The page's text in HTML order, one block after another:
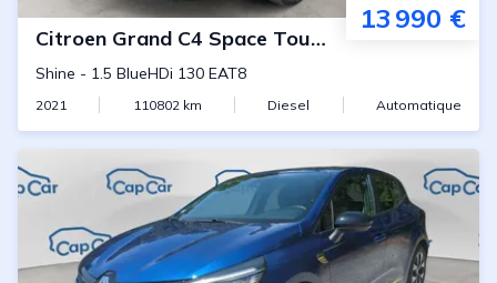
13 990 €
Citroen Grand C4 Space Tourer
Shine - 1.5 BlueHDi 130 EAT8
2021 110802km Diesel Automatique